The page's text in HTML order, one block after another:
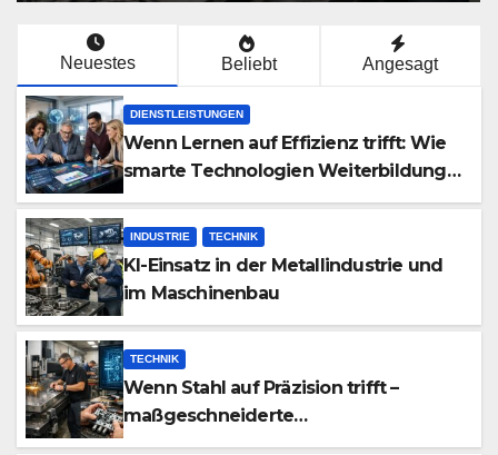
Neuestes Beliebt Angesagt
DIENSTLEISTUNGEN
Wenn Lernen auf Effizienz trifft: Wie
smarte Technologien Weiterbildung
neu definieren
INDUSTRIE TECHNIK
KI-Einsatz in der Metallindustrie und
im Maschinenbau
TECHNIK
Wenn Stahl auf Präzision trifft –
maßgeschneiderte
Sicherheitstechnik, die Türen neu